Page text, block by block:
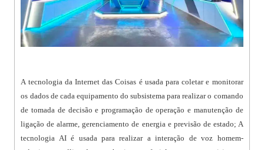
A tecnologia da Internet das Coisas é usada para coletar e monitorar
os dados de cada equipamento do subsistema para realizar o comando
de tomada de decisão e programação de operação e manutenção de
ligação de alarme, gerenciamento de energia e previsão de estado; A
tecnologia AI é usada para realizar a interação de voz homem-